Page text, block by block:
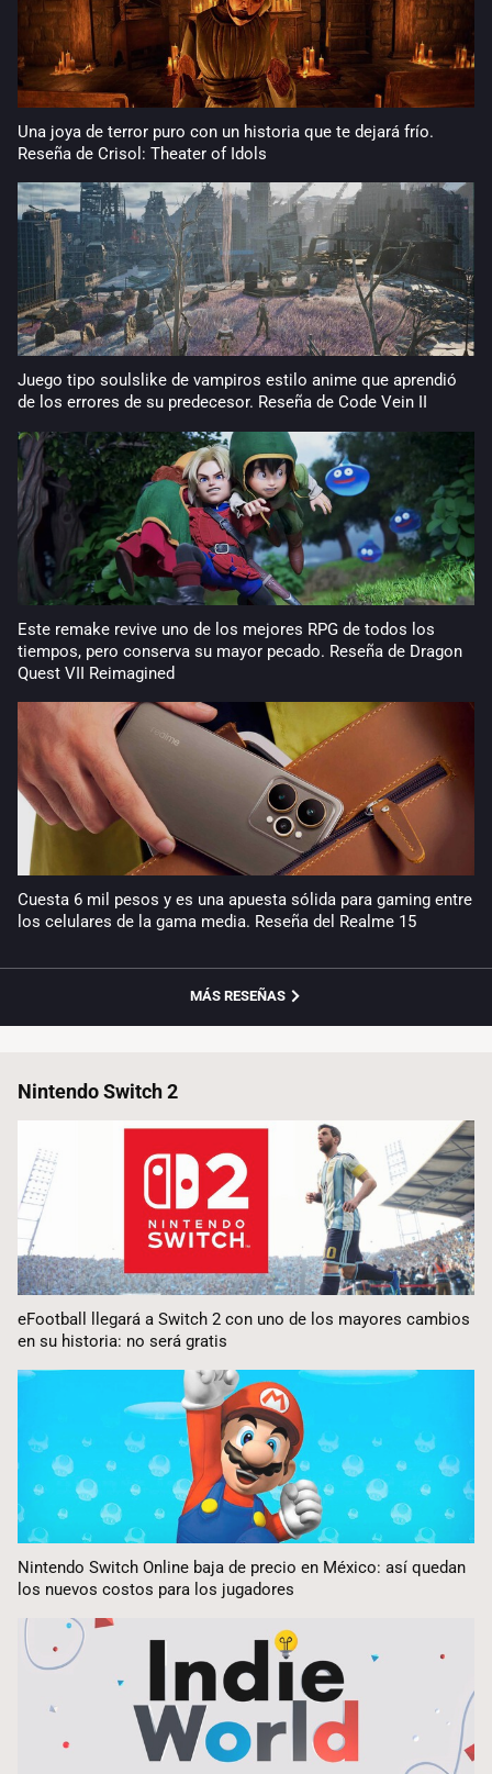
Una joya de terror puro con un historia que te dejará frío.
Reseña de Crisol: Theater of Idols
Juego tipo soulslike de vampiros estilo anime que aprendió
de los errores de su predecesor. Reseña de Code Vein II
Este remake revive uno de los mejores RPG de todos los
tiempos, pero conserva su mayor pecado. Reseña de Dragon
Quest VII Reimagined
Cuesta 6 mil pesos y es una apuesta sólida para gaming entre
los celulares de la gama media. Reseña del Realme 15
MÁS RESEÑAS
Nintendo Switch 2
eFootball llegará a Switch 2 con uno de los mayores cambios
en su historia: no será gratis
Nintendo Switch Online baja de precio en México: así quedan
los nuevos costos para los jugadores